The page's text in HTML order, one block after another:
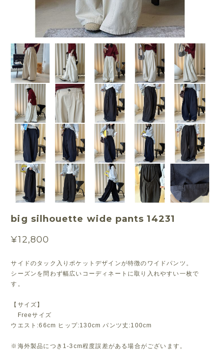
big silhouette wide pants 14231
¥12,800
サイドのタック入りポケットデザインが特徴のワイドパンツ。
シーズンを問わず幅広いコーディネートに取り入れやすい一枚で
す。
【サイズ】
Freeサイズ
ウエスト:66cm ヒップ:130cm パンツ丈:100cm
※海外製品につき1-3cm程度誤差がある場合がございます。